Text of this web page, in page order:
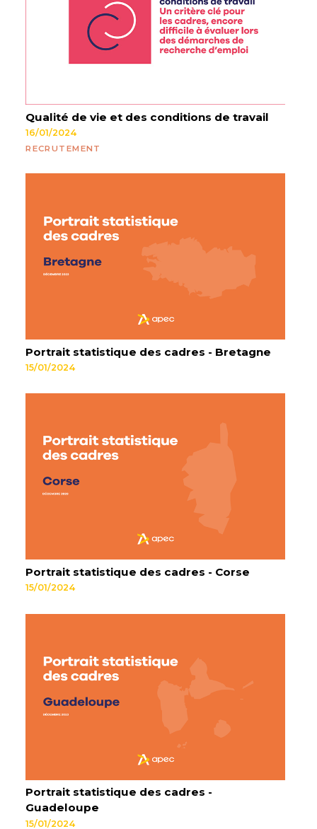
Qualité de vie et des conditions de travail
16/01/2024
RECRUTEMENT
Portrait statistique des cadres - Bretagne
15/01/2024
Portrait statistique des cadres - Corse
15/01/2024
Portrait statistique des cadres -
Guadeloupe
15/01/2024